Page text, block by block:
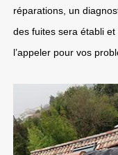
réparations, un
des fuites sera établi et
l’appeler pour vos